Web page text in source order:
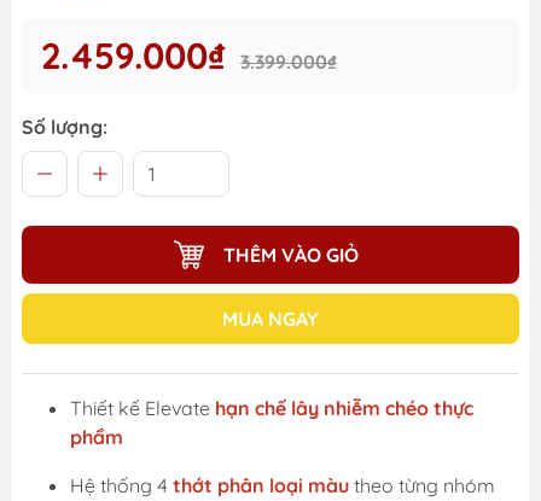
2.459.000₫ 3.399.000₫
Số lượng:
THÊM VÀO GIỎ
MUA NGAY
Thiết kế Elevate hạn chế lây nhiễm chéo thực
phẩm
Hệ thống 4 thớt phân loại màu theo từng nhóm